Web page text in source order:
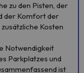
zu den Pisten, der
der Komfort der
Kosten
Notwendigkeit
Parkplatzes und
ist